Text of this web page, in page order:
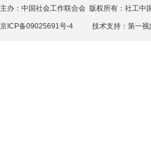
主办：中国社会工作联合会 版权所有：社工
京ICP备09025691号-4 技术支持： 第一视